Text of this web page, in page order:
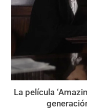
La película